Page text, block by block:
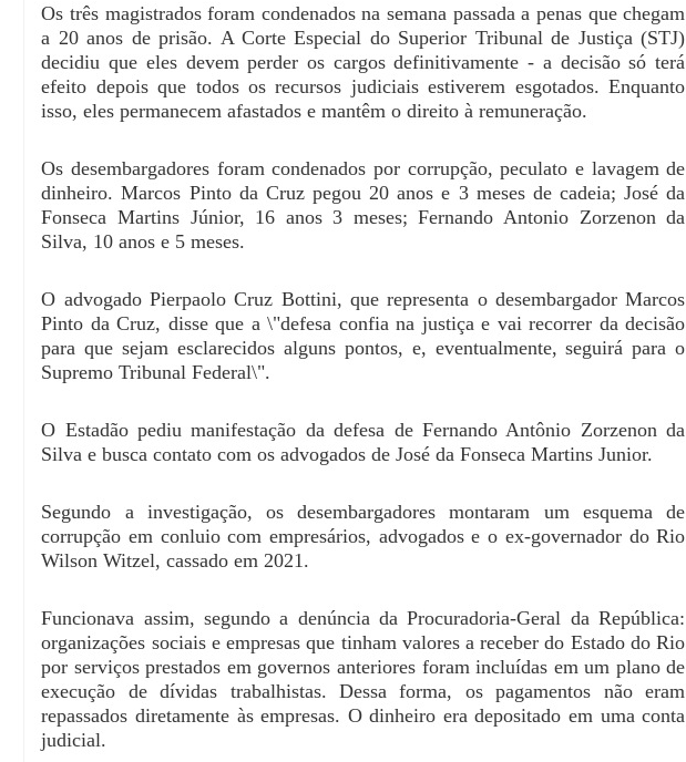
Os três magistrados foram condenados na semana passada a penas que chegam
a 20 anos de prisão. A Corte Especial do Superior Tribunal de Justiça (STJ)
decidiu que eles devem perder os cargos definitivamente - a decisão só terá
efeito depois que todos os recursos judiciais estiverem esgotados. Enquanto
isso, eles permanecem afastados e mantêm o direito à remuneração.
Os desembargadores foram condenados por corrupção, peculato e lavagem de
dinheiro. Marcos Pinto da Cruz pegou 20 anos e 3 meses de cadeia; José da
Fonseca Martins Júnior, 16 anos 3 meses; Fernando Antonio Zorzenon da
Silva, 10 anos e 5 meses.
O advogado Pierpaolo Cruz Bottini, que representa o desembargador Marcos
Pinto da Cruz, disse que a \"defesa confia na justiça e vai recorrer da decisão
para que sejam esclarecidos alguns pontos, e, eventualmente, seguirá para o
Supremo Tribunal Federal\".
O Estadão pediu manifestação da defesa de Fernando Antônio Zorzenon da
Silva e busca contato com os advogados de José da Fonseca Martins Junior.
Segundo a investigação, os desembargadores montaram um esquema de
corrupção em conluio com empresários, advogados e o ex-governador do Rio
Wilson Witzel, cassado em 2021.
Funcionava assim, segundo a denúncia da Procuradoria-Geral da República:
organizações sociais e empresas que tinham valores a receber do Estado do Rio
por serviços prestados em governos anteriores foram incluídas em um plano de
execução de dívidas trabalhistas. Dessa forma, os pagamentos não eram
repassados diretamente às empresas. O dinheiro era depositado em uma conta
judicial.